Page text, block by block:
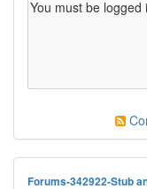
Forums-342922-Stub